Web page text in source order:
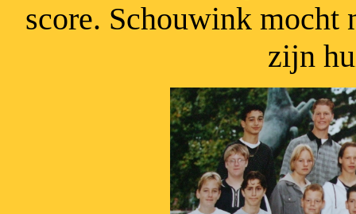
score. Schouwink mocht
zijn